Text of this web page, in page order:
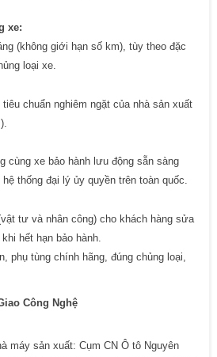
xe:
(không giới hạn số km), tùy theo đặc
loại xe.
chuẩn nghiêm ngặt của nhà sản xuất
cùng xe bảo hành lưu động sẵn sàng
thống đại lý ủy quyền trên toàn quốc.
tư và nhân công) cho khách hàng sửa
hết hạn bảo hành.
phụ tùng chính hãng, đúng chủng loại,
Công Nghệ
máy sản xuất: Cụm CN Ô tô Nguyên